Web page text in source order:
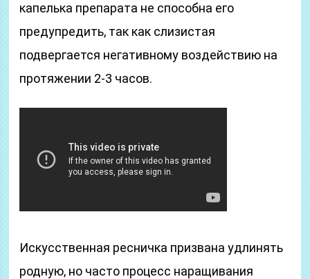
капелька препарата не способна его
предупредить, так как слизистая
подвергается негативному воздействию на
протяжении 2-3 часов.
Искусственная ресничка призвана удлинять
родную, но часто процесс наращивания